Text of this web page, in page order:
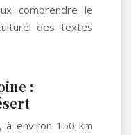
comprendre le
des textes
:
à environ 150 km